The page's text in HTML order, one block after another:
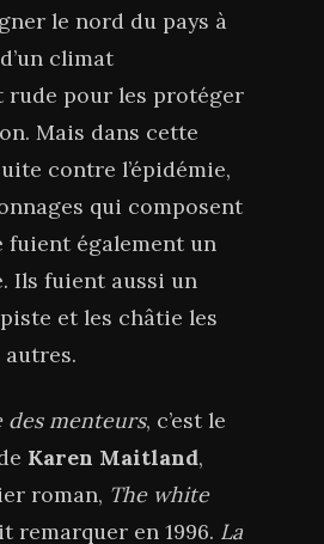
le nord du pays à
climat
rude pour les protéger
Mais dans cette
contre l’épidémie,
qui composent
fuient également un
Ils fuient aussi un
et les châtie les
autres.
des menteurs, c’est le
Karen Maitland,
roman, The white
remarquer en 1996. La